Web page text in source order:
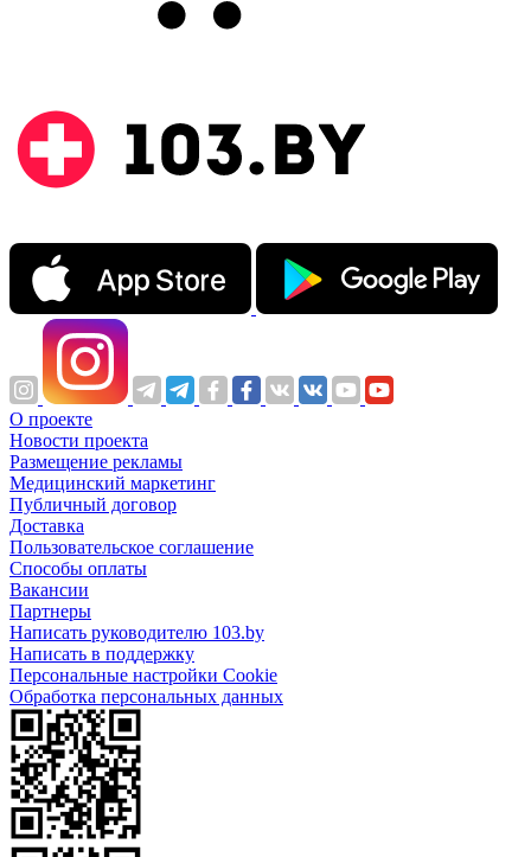
О проекте
Новости проекта
Размещение рекламы
Медицинский маркетинг
Публичный договор
Доставка
Пользовательское соглашение
Способы оплаты
Вакансии
Партнеры
Написать руководителю 103.by
Написать в поддержку
Персональные настройки Cookie
Обработка персональных данных